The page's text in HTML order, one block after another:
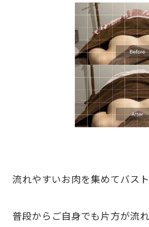
流れやすいお肉を集めてバス
普段からご自身でも片方が流